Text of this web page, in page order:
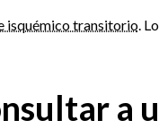
isquémico transitorio.
a